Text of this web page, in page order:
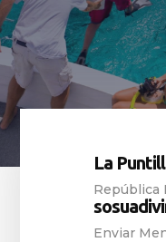
La
República
Enviar